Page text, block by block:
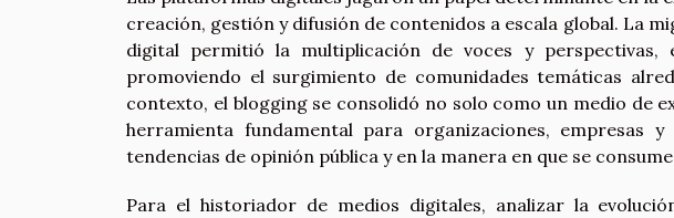
creación, gestión y difusión de contenidos a escala global. La
digital permitió la multiplicación de voces y perspectivas,
promoviendo el surgimiento de comunidades temáticas
contexto, el blogging se consolidó no solo como un medio de
herramienta fundamental para organizaciones, empresas
tendencias de opinión pública y en la manera en que se
Para el historiador de medios digitales, analizar la